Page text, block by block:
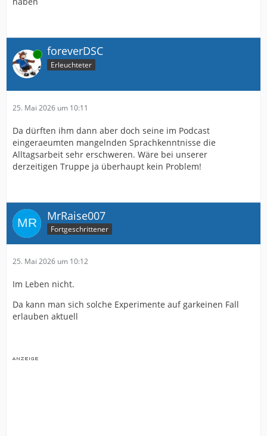
Online foreverDSC
Erleuchteter
25. Mai 2026 um 10:11
Da dürften ihm dann aber doch seine im Podcast
eingeraeumten mangelnden Sprachkenntnisse die
Alltagsarbeit sehr erschweren. Wäre bei unserer
derzeitigen Truppe ja überhaupt kein Problem!
MrRaise007
Fortgeschrittener
25. Mai 2026 um 10:12
Im Leben nicht.
Da kann man sich solche Experimente auf garkeinen Fall
erlauben aktuell